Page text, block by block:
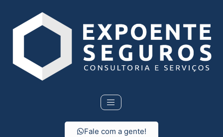
Fale com a gente!